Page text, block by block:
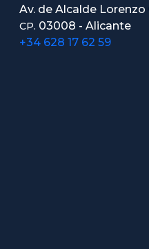
Av. de Alcalde Lorenzo
CP. 03008 - Alicante
+34 628 17 62 59